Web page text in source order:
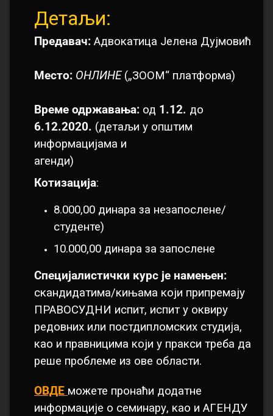
Детаљи:
Предавач: Адвокатица Јелена Дујмовић
Место: ОНЛИНЕ(„ЗООМ“ платформа)
Време одржавања: од 1.12. до
6.12.2020. (детаљи у општим
информацијама и
агенди)
Котизација:
8.000,00 динара за незапослене/
студенте)
10.000,00 динара за запослене
Специјалистички курс је намењен:
скандидатима/кињама који припремају
ПРАВОСУДНИ испит, испит у оквиру
редовних или постдипломских студија,
као и правницима који у пракси треба да
реше проблеме из ове области.
ОВДЕ можете пронаћи додатне
информације о семинару, као и АГЕНДУ